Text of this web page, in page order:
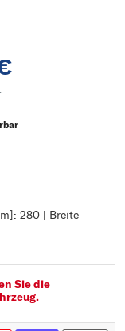
280 | Breite
Sie die